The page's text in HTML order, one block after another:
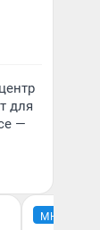
для
—
МНЕНИЕ